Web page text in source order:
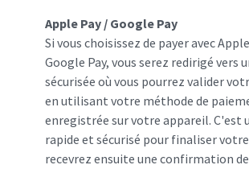
Apple Pay / Google Pay
Si vous choisissez de payer avec
Google Pay, vous serez redirigé vers
sécurisée où vous pourrez valider
en utilisant votre méthode de
enregistrée sur votre appareil. C'est
rapide et sécurisé pour finaliser
recevrez ensuite une confirmation